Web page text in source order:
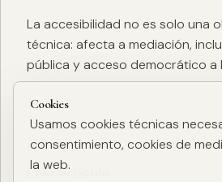
La accesibilidad no es solo una
técnica: afecta a mediación,
pública y acceso democrático a
Leer artículo
Cookies
Usamos cookies técnicas
consentimiento, cookies de
la web.